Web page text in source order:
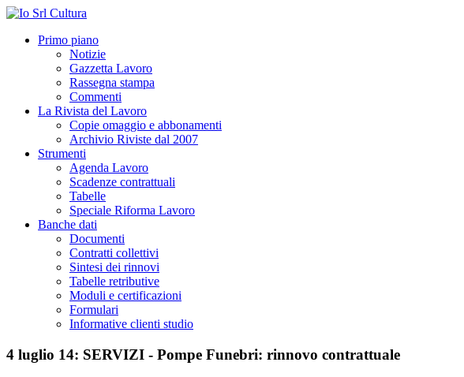
Primo piano
Notizie
Gazzetta Lavoro
Rassegna stampa
Commenti
La Rivista del Lavoro
Copie omaggio e abbonamenti
Archivio Riviste dal 2007
Strumenti
Agenda Lavoro
Scadenze contrattuali
Tabelle
Speciale Riforma Lavoro
Banche dati
Documenti
Contratti collettivi
Sintesi dei rinnovi
Tabelle retributive
Moduli e certificazioni
Formulari
Informative clienti studio
4 luglio 14: SERVIZI - Pompe Funebri: rinnovo contrattuale